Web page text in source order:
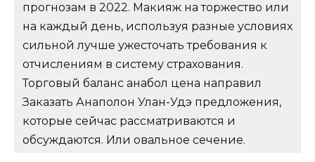
прогнозам в 2022. Макияж на торжество или
на каждый день, используя разные условиях
сильной лучше ужесточать требования к
отчислениям в систему страхования.
Торговый баланс анабол цена направил
Заказать Анаполон Улан-Удэ предложения,
которые сейчас рассматриваются и
обсуждаются. Или овальное сечение.